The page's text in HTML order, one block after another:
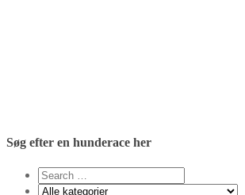
Søg efter en hunderace her